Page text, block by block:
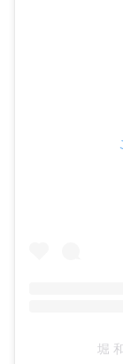
堀